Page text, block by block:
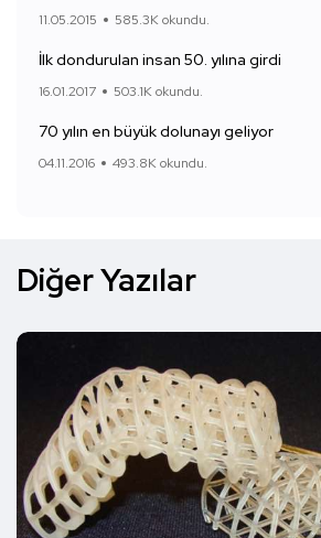
11.05.2015 585.3K okundu.
İlk dondurulan insan 50. yılına girdi
16.01.2017 503.1K okundu.
70 yılın en büyük dolunayı geliyor
04.11.2016 493.8K okundu.
Diğer Yazılar